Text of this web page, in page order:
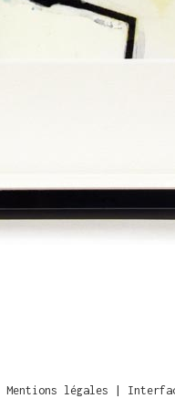
Mentions légales